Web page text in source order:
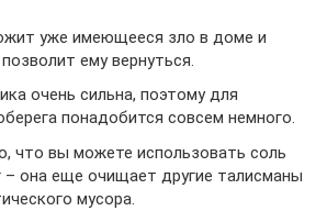
уже имеющееся зло в доме и
ему вернуться.
очень сильна, поэтому для
понадобится совсем немного.
что вы можете использовать соль
– она еще очищает другие талисманы
мусора.